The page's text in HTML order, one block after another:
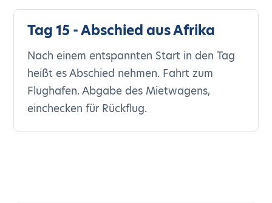
Tag 15 - Abschied aus Afrika
Nach einem entspannten Start in den Tag
heißt es Abschied nehmen. Fahrt zum
Flughafen. Abgabe des Mietwagens,
einchecken für Rückflug.